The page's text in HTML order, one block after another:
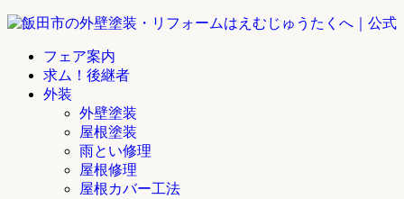
フェア案内
求ム！後継者
外装
外壁塗装
屋根塗装
雨とい修理
屋根修理
屋根カバー工法